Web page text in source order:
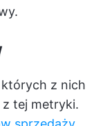
z nich
tej metryki.